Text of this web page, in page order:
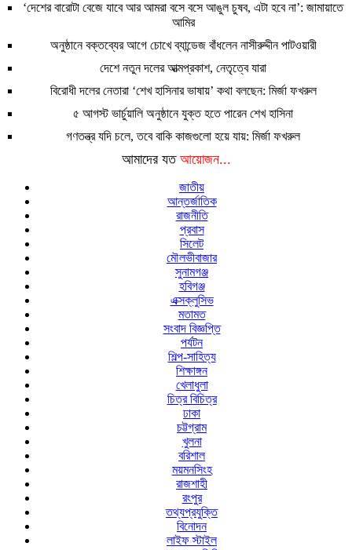
‘দেশের বারোটা বেজে যাবে আর আমরা বসে বসে আঙুল চুষব, এটা হবে না’: জামায়াতে
আমির
অনুষ্ঠানে বক্তব্যের আগে চোখে ব্যান্ডেজ বাঁধলেন নাসীরুদ্দীন পাটওয়ারী
দেশে নতুন দলের আত্মপ্রকাশ, নেতৃত্বে যারা
বিরোধী দলের নেতারা ‘শেখ হাসিনার ভাষায়’ কথা বলছেন: মির্জা ফখরুল
৫ আগস্ট ভার্চুয়ালি অনুষ্ঠানে যুক্ত হতে পারেন শেখ হাসিনা
গণতন্ত্র যদি চলে, তবে বাকি কাজগুলো হয়ে যায়: মির্জা ফখরুল
আমাদের যত আয়োজন...
জাতীয়
আন্তর্জাতিক
রাজনীতি
প্রবাস
সিলেট
মৌলভীবাজার
সুনামগঞ্জ
হবিগঞ্জ
এক্সক্লুসিভ
মতামত
সংবাদ বিজ্ঞপ্তি
পর্যটন
শিল্প-সাহিত্য
শিক্ষাঙ্গন
খেলাধুলা
চিত্র বিচিত্র
ঢাকা
চট্টগ্রাম
খুলনা
বরিশাল
ময়মনসিংহ
রাজশাহী
রংপুর
তথ্যপ্রযুক্তি
বিনোদন
লাইফ স্টাইল